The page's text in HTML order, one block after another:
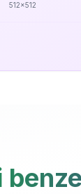
512x512